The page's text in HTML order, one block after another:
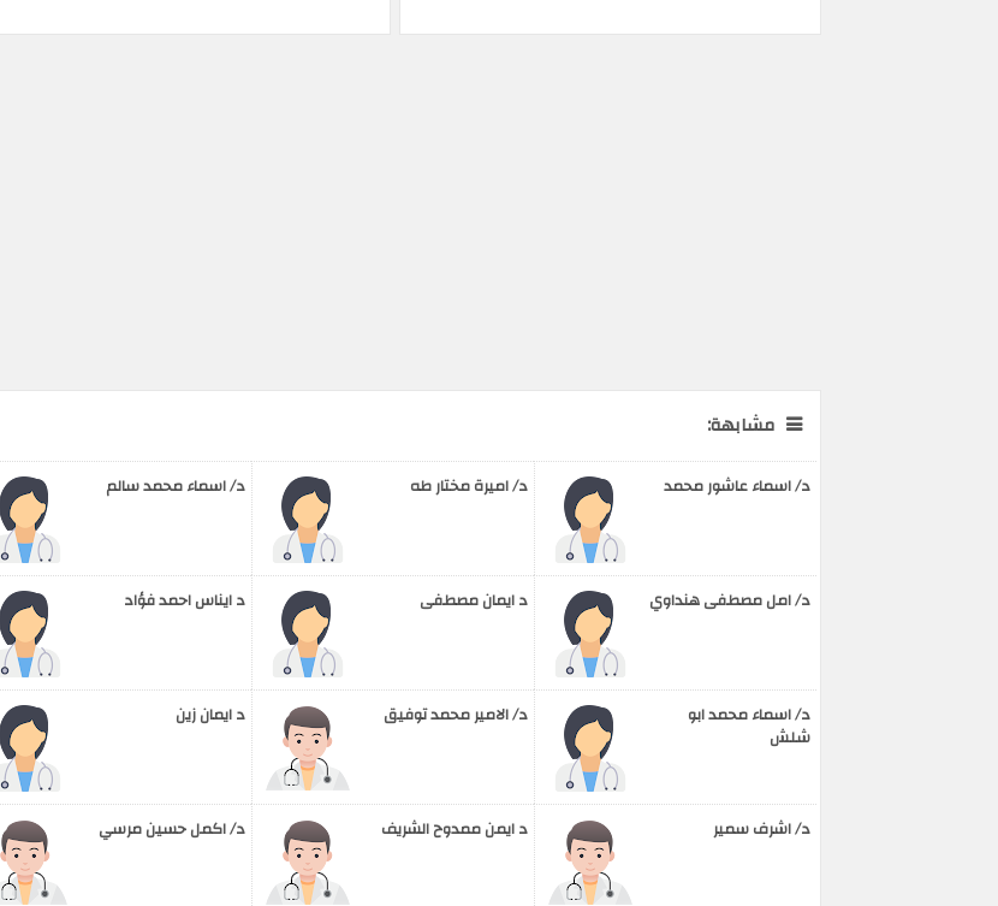
مشابهة:
د/ اسماء محمد سالم د/ اميرة مختار طه د/ اسماء عاشور محمد
د ايناس احمد فؤاد د ايمان مصطفى د/ امل مصطفى هنداوي
د ايمان زين د/ الامير محمد توفيق د/ اسماء محمد ابو
شلش
د/ اكمل حسين مرسي د ايمن ممدوح الشريف د/ اشرف سمير